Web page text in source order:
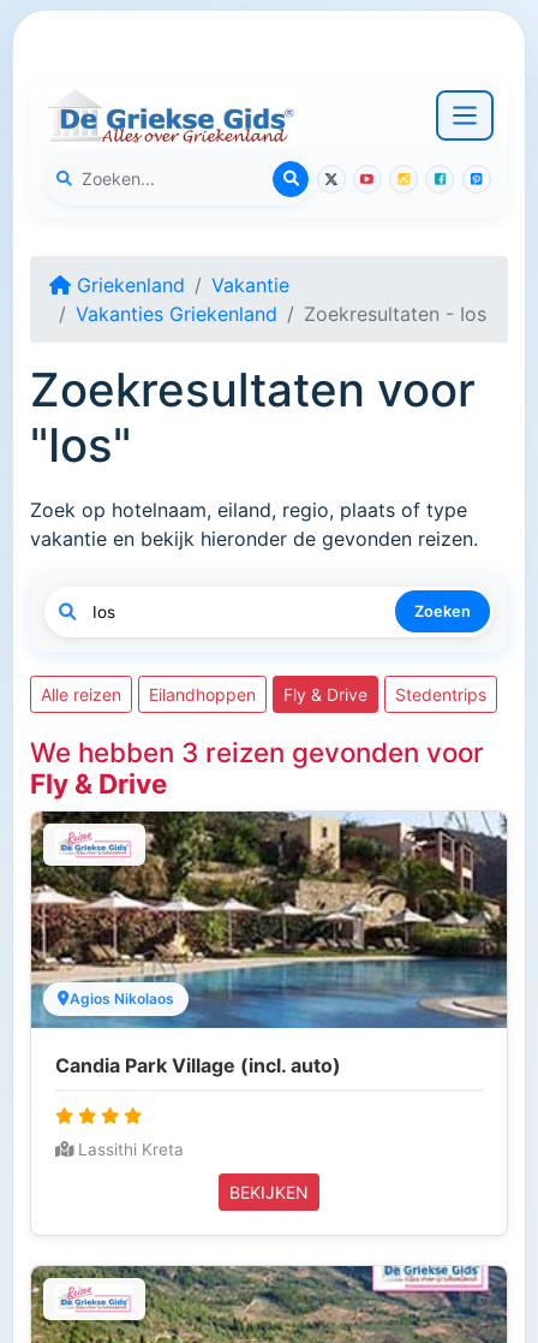
Griekenland
Vakantie
Vakanties Griekenland
Zoekresultaten - Ios
Zoekresultaten voor
"Ios"
Zoek op hotelnaam, eiland, regio, plaats of type
vakantie en bekijk hieronder de gevonden reizen.
Zoeken
Alle reizen Eilandhoppen Fly & Drive Stedentrips
We hebben 3 reizen gevonden voor
Fly & Drive
Agios Nikolaos
Candia Park Village (incl. auto)
Lassithi Kreta
BEKIJKEN